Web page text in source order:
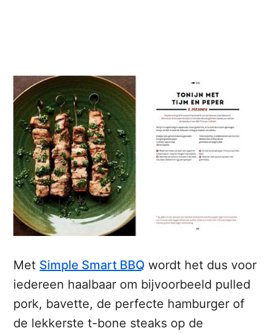
Met Simple Smart BBQ wordt het dus voor
iedereen haalbaar om bijvoorbeeld pulled
pork, bavette, de perfecte hamburger of
de lekkerste t-bone steaks op de